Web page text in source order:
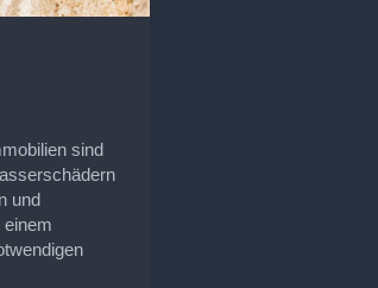
sind
und
einem